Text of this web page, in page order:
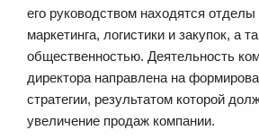
его руководством находятся
маркетинга, логистики и закупок, а
общественностью. Деятельность
директора направлена на
стратегии, результатом которой
увеличение продаж компании.